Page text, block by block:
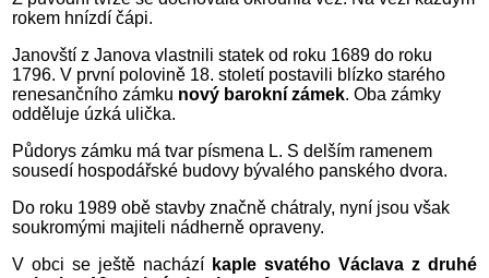
rokem hnízdí čápi.
Janovští z Janova vlastnili statek od roku 1689 do roku
1796. V první polovině 18. století postavili blízko starého
renesančního zámku nový barokní zámek. Oba zámky
odděluje úzká ulička.
Půdorys zámku má tvar písmena L. S delším ramenem
sousedí hospodářské budovy bývalého panského dvora.
Do roku 1989 obě stavby značně chátraly, nyní jsou však
soukromými majiteli nádherně opraveny.
V obci se ještě nachází kaple svatého Václava z druhé